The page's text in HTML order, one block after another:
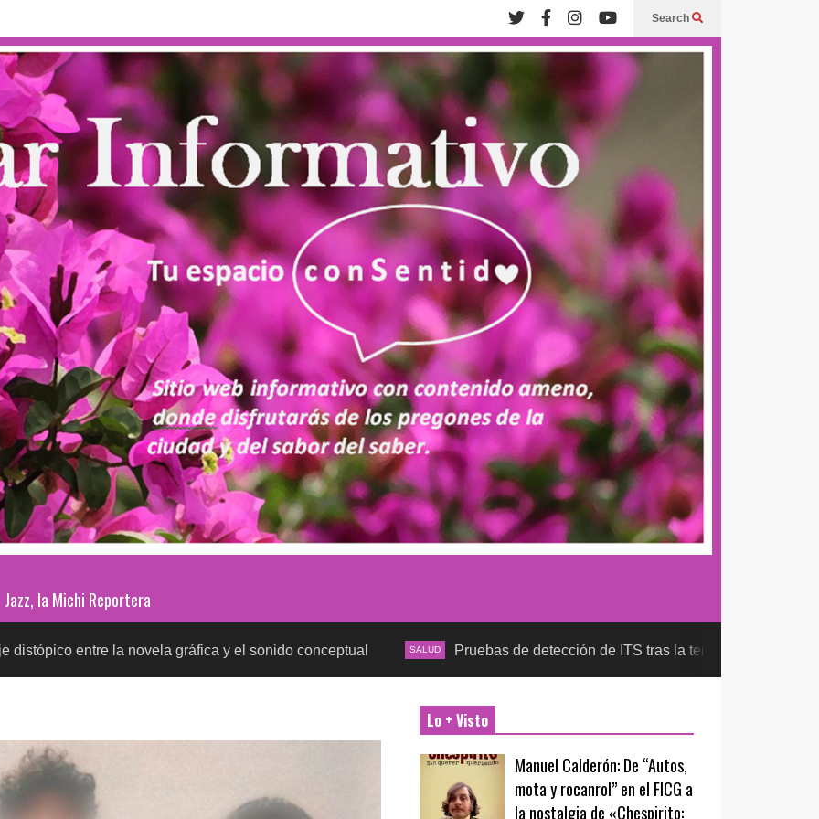
Search
Jazz, la Michi Reportera
la novela gráfica y el sonido conceptual SALUD Pruebas de detección de ITS tras la temporada futbolera,
Lo + Visto
Manuel Calderón: De “Autos,
mota y rocanrol” en el FICG a
la nostalgia de «Chespirito: